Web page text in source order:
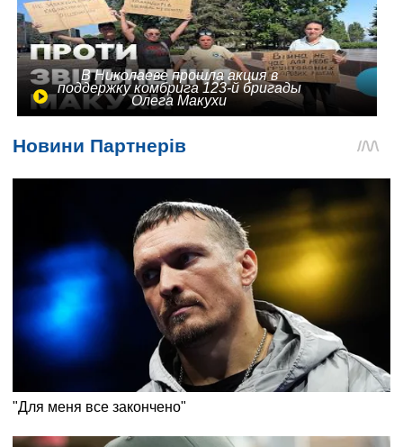
В Николаеве прошла акция в
поддержку комбрига 123-й бригады
Олега Макухи